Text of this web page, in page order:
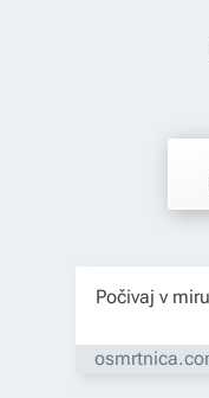
Počivaj v miru